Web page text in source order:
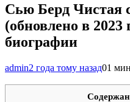
Сью Берд Чистая
(обновлено в
биографии
admin2 года тому назад01